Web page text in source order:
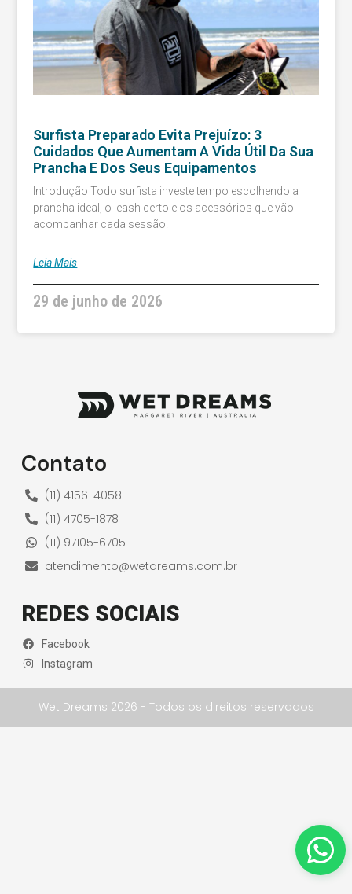
Surfista Preparado Evita Prejuízo: 3
Cuidados Que Aumentam A Vida Útil Da Sua
Prancha E Dos Seus Equipamentos
Introdução Todo surfista investe tempo escolhendo a
prancha ideal, o leash certo e os acessórios que vão
acompanhar cada sessão.
Leia Mais
29 de junho de 2026
Contato
(11) 4156-4058
(11) 4705-1878
(11) 97105-6705
atendimento@wetdreams.com.br
REDES SOCIAIS
Facebook
Instagram
Wet Dreams 2026 - Todos os direitos reservados